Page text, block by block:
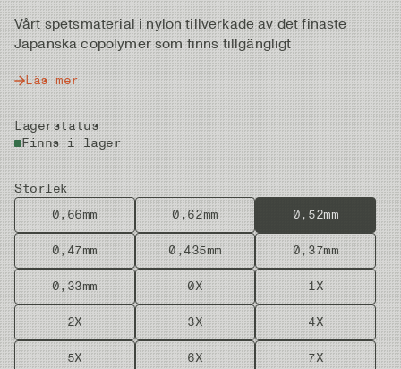
Vårt spetsmaterial i nylon tillverkade av det finaste
Japanska copolymer som finns tillgängligt
Läs mer
Lagerstatus
Finns i lager
Storlek
0,66mm
0,62mm 0,52mm
0,47mm 0,435mm 0,37mm
0,33mm 0X 1X
2X 3X 4X
5X 6X
7X